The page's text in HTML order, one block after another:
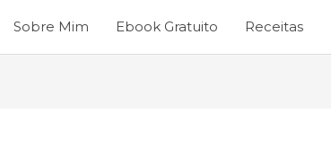
Sobre Mim Ebook Gratuito Receitas